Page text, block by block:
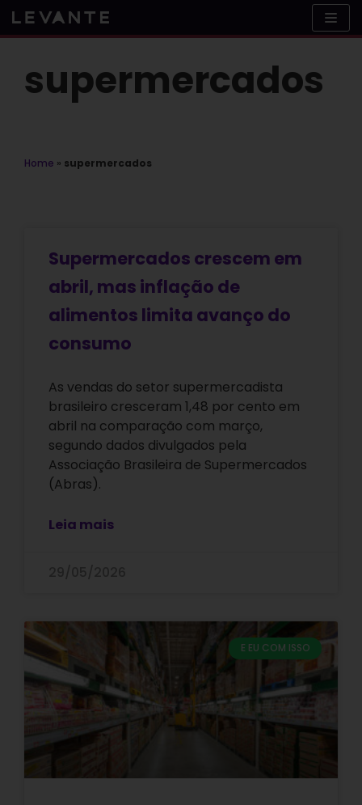
Skip
to
supermercados
Home » supermercados
Supermercados crescem em
abril, mas inflação de
alimentos limita avanço do
consumo
As vendas do setor supermercadista
brasileiro cresceram 1,48 por cento em
abril na comparação com março,
segundo dados divulgados pela
Associação Brasileira de Supermercados
(Abras).
Leia mais
E EU COM ISSO